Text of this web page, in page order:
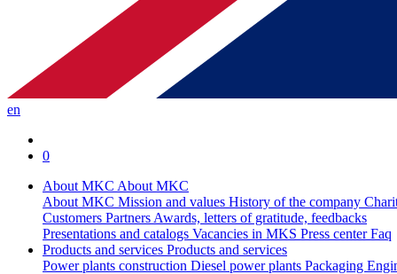
en
0
About MKC About MKC
About MKC Mission and values History of the company
Customers PartnersAwards, letters of gratitude, feedbacks
Presentations and catalogs Vacancies in MKS Press centerFaq
Products and services Products and services
Power plants construction Diesel power plants Packaging